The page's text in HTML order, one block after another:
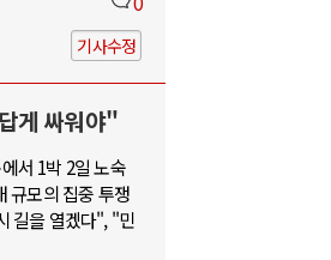
기사수정
게 싸워야"
서 1박 2일 노숙
규모의 집중 투쟁
길을 열겠다", "민